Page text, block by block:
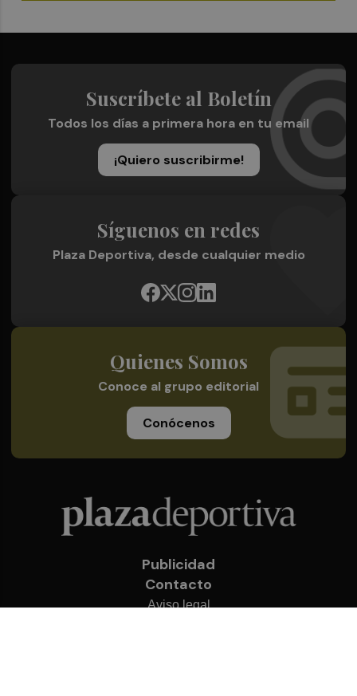
Suscríbete al Boletín
Todos los días a primera hora en tu email
¡Quiero suscribirme!
Síguenos en redes
Plaza Deportiva, desde cualquier medio
Quienes Somos
Conoce al grupo editorial
Conócenos
Publicidad
Contacto
Aviso legal